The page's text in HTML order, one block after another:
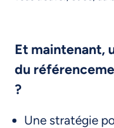
Et maintenant,
du
?
Une stratégie